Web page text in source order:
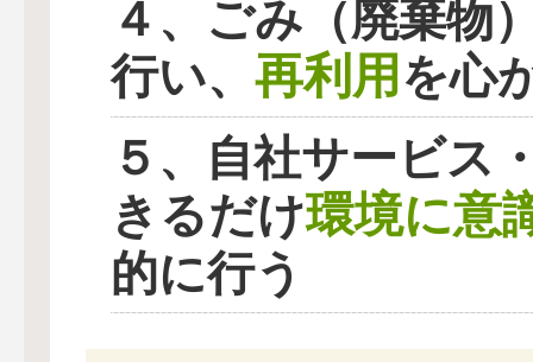
４、ごみ（廃棄物
行い、 再利用を心
５、自社サービス
きるだけ環境に意
的に行う